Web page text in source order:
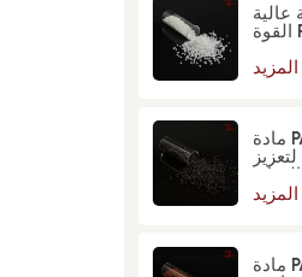
عالية
القوة PA6 GF30 طبيعية/
سوداء
مادة PA66 GF30 المقواة
مادة PA6 GF30 FR V0